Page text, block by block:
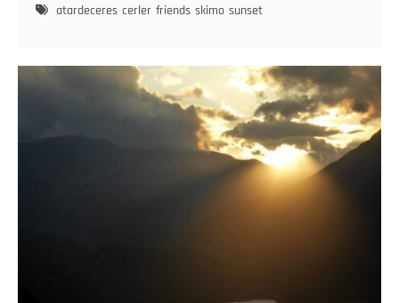
completa
atardeceres cerler friends skimo sunset